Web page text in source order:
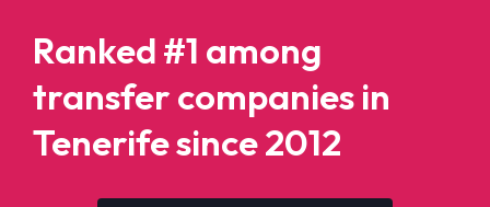
Ranked #1 among
transfer companies in
Tenerife since 2012